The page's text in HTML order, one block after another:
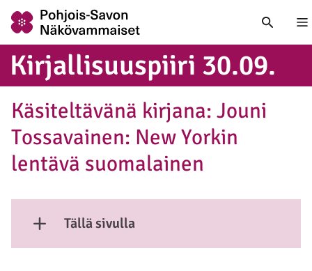
Kir­jal­li­suus­pii­ri 30.09.
Käsiteltävänä kirjana: Jouni
Tossavainen: New Yorkin
lentävä suomalainen
Tällä sivulla
Näytä sisältö